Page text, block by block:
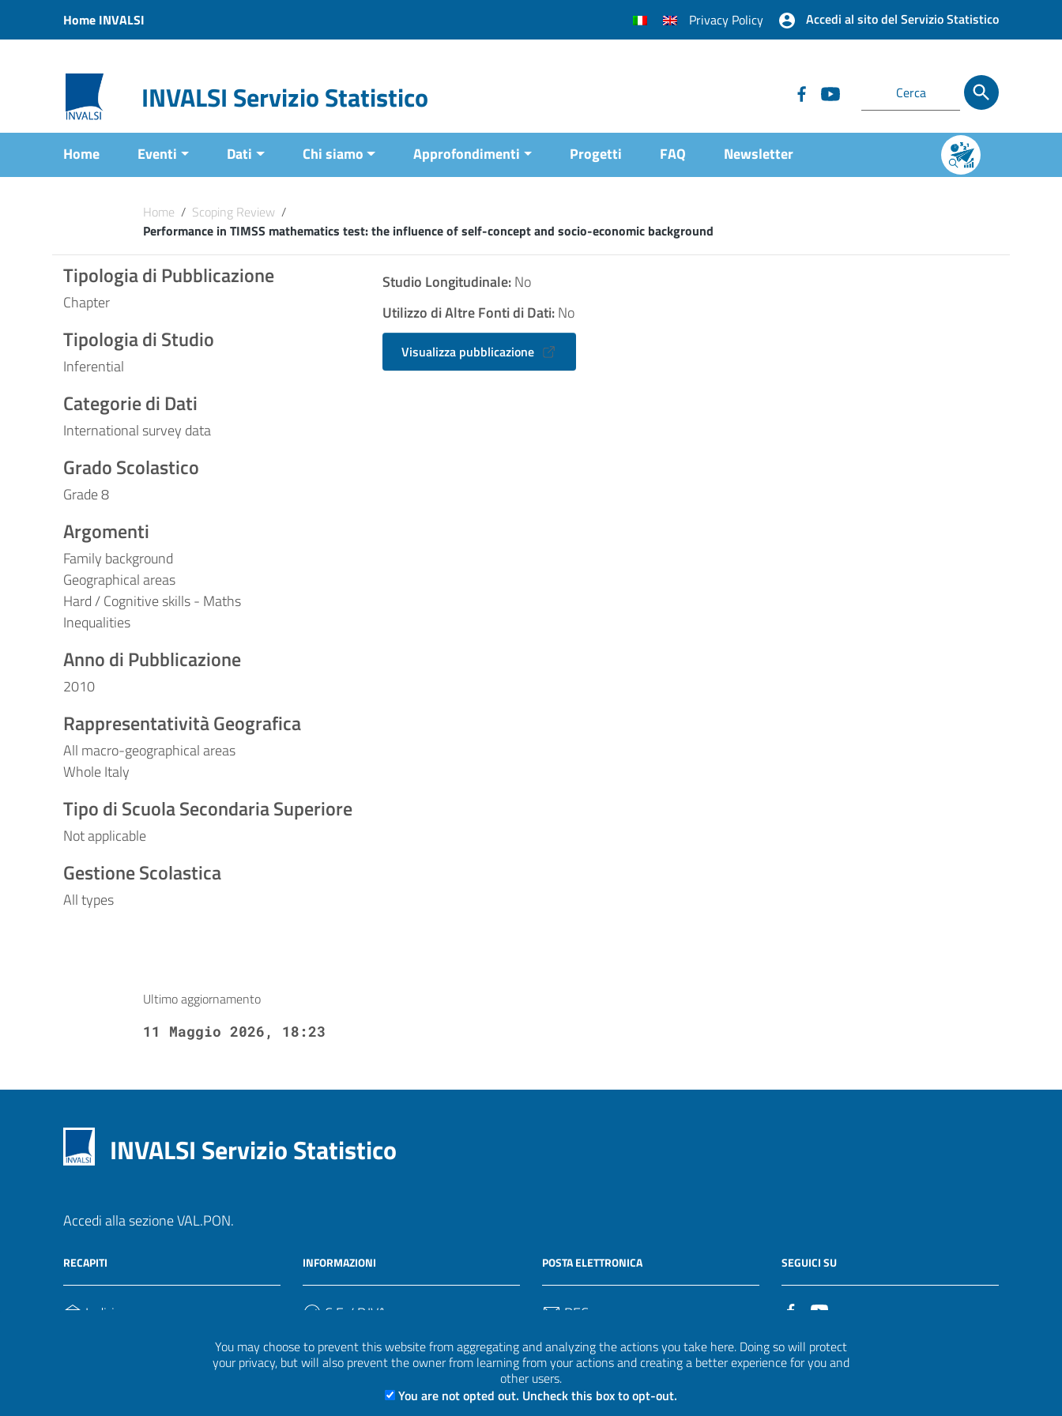
You may choose to prevent this website from aggregating and analyzing the actions you take here. Doing so will protect
your privacy, but will also prevent the owner from learning from your actions and creating a better experience for you and
other users.
You are not opted out. Uncheck this box to opt-out.
Vai al menu di navigazione
Home INVALSI Privacy Policy Accedi al sito del Servizio Statistico
INVALSI Servizio Statistico
Home Eventi Dati Chi siamo Approfondimenti Progetti FAQ Newsletter
Home / Scoping Review /
Performance in TIMSS mathematics test: the influence of self-concept and socio-economic background
Tipologia di Pubblicazione
Chapter
Tipologia di Studio
Inferential
Categorie di Dati
International survey data
Grado Scolastico
Grade 8
Argomenti
Family background
Geographical areas
Hard / Cognitive skills - Maths
Inequalities
Anno di Pubblicazione
2010
Rappresentatività Geografica
All macro-geographical areas
Whole Italy
Tipo di Scuola Secondaria Superiore
Not applicable
Gestione Scolastica
All types
Studio Longitudinale:No
Utilizzo di Altre Fonti di Dati:No
Visualizza pubblicazione
Ultimo aggiornamento
11 Maggio 2026, 18:23
INVALSI Servizio Statistico
Accedi alla sezione VAL.PON.
RECAPITI
Indirizzo
INFORMAZIONI
C.F. / P.IVA
POSTA ELETTRONICA
PEC
Email
uff.statistico@invalsi.it
SEGUICI SU